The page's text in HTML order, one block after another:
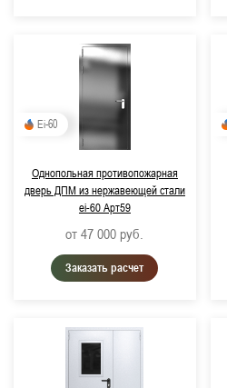
Ei-60
Однопольная противопожарная
дверь ДПМ из нержавеющей стали
ei-60 Арт59
от 47 000 руб.
Заказать расчет